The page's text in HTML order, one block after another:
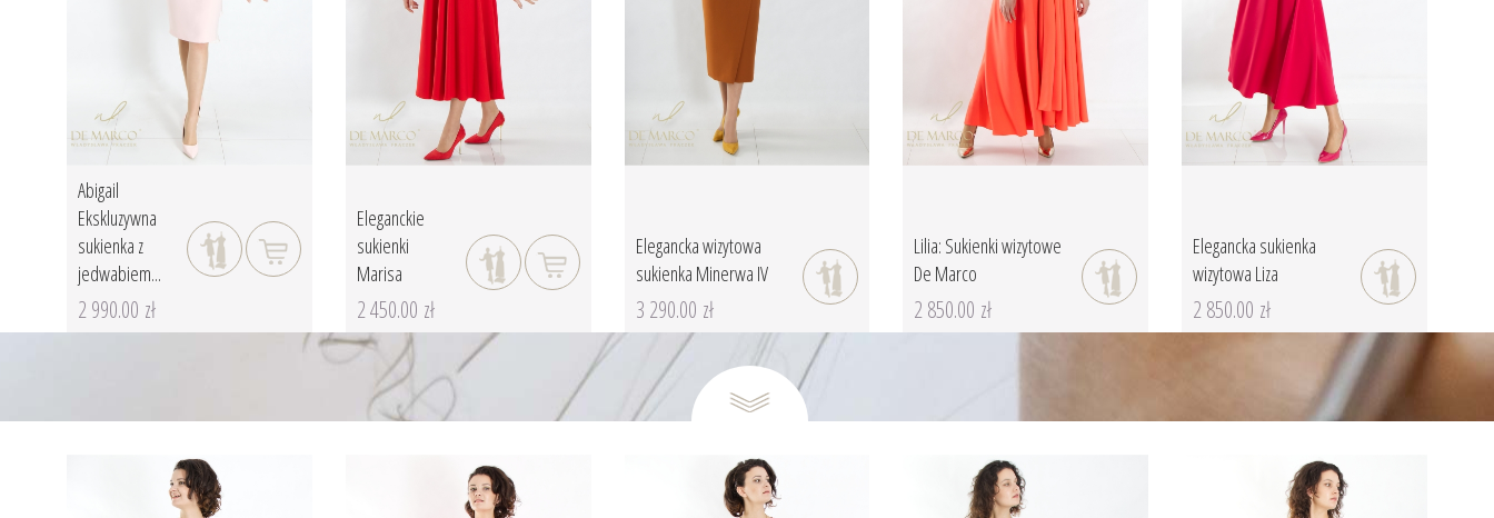
Abigail
Ekskluzywna
sukienka z
jedwabiem...
2 990.00 zł
Eleganckie
sukienki
Marisa
2 450.00 zł
Elegancka wizytowa
sukienka Minerwa IV
3 290.00 zł
Lilia: Sukienki wizytowe
De Marco
2 850.00 zł
Elegancka sukienka
wizytowa Liza
2 850.00 zł